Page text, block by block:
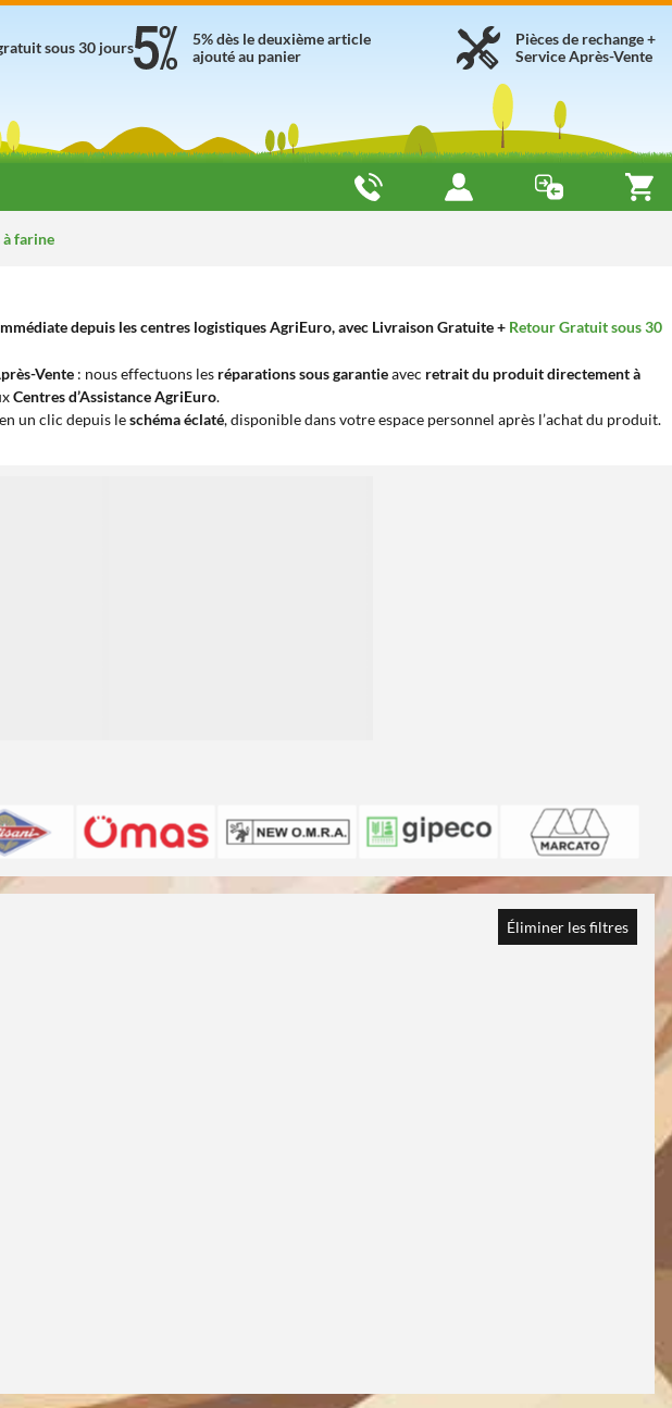
Pièces de rechange +
Service Après-Vente
5% dès le deuxième article
ajouté au panier
sous 30 jours
farine
depuis les centres logistiques AgriEuro, avec Livraison Gratuite + Retour Gratuit sous 30
Vente : nous effectuons les réparations sous garantieavec retrait du produit directement à
Centres d’Assistance AgriEuro.
un clic depuis leschéma éclaté, disponible dans votre espace personnel après l’achat du produit.
Éliminer les filtres